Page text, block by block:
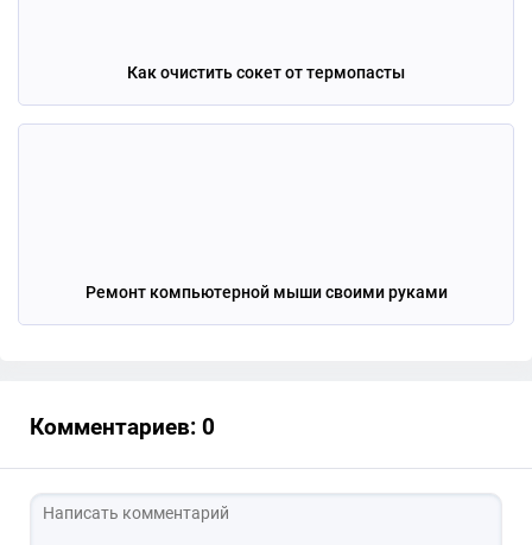
Как очистить сокет от термопасты
Ремонт компьютерной мыши своими руками
Комментариев: 0